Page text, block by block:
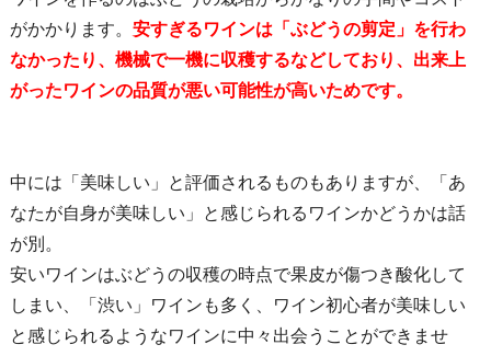
がかかります。 安すぎるワインは「ぶどうの剪定」を行わ
なかったり、機械で一機に収穫するなどしており、出来上
がったワインの品質が悪い可能性が高いためです。
中には「美味しい」と評価されるものもありますが、「あ
なたが自身が美味しい」と感じられるワインかどうかは話
が別。
安いワインはぶどうの収穫の時点で果皮が傷つき酸化して
しまい、「渋い」ワインも多く、ワイン初心者が美味しい
と感じられるようなワインに中々出会うことができませ